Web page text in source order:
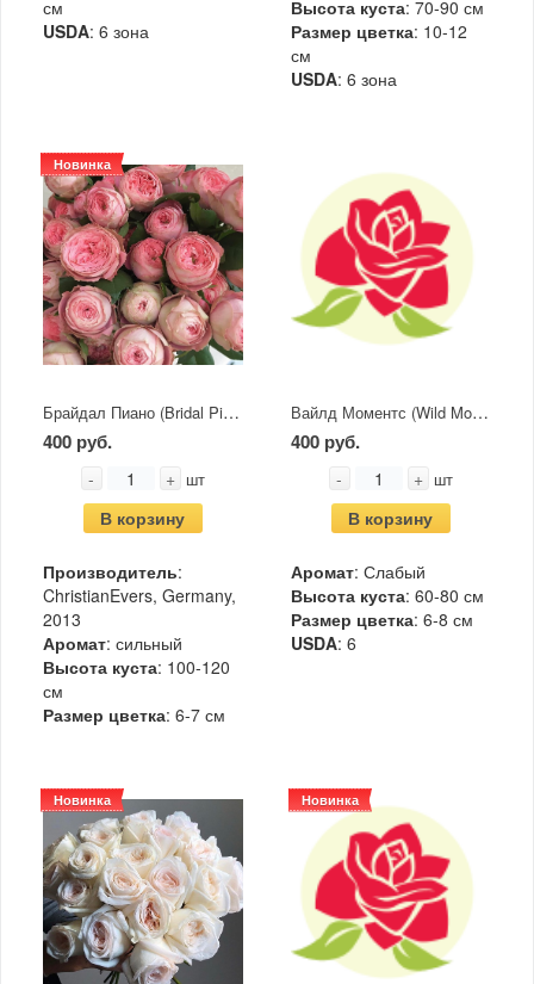
см
USDA: 6 зона
Высота куста: 70-90 см
Размер цветка: 10-12
см
USDA: 6 зона
Новинка
Брайдал Пиано (Bridal Piano)
400 руб.
- + шт
В корзину
Производитель:
ChristianEvers, Germany,
2013
Аромат: сильный
Высота куста: 100-120
см
Размер цветка: 6-7 см
Вайлд Моментс (Wild Moments)
400 руб.
- + шт
В корзину
Аромат: Слабый
Высота куста: 60-80 см
Размер цветка: 6-8 см
USDA: 6
Новинка Новинка